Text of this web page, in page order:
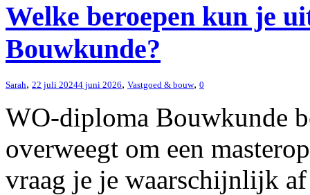
Welke beroepen kun je
Bouwkunde?
Sarah, 22 juli 20244 juni 2026, Vastgoed & bouw, 0
WO-diploma Bouwkunde
overweegt om een
vraag je je waarschijnlijk